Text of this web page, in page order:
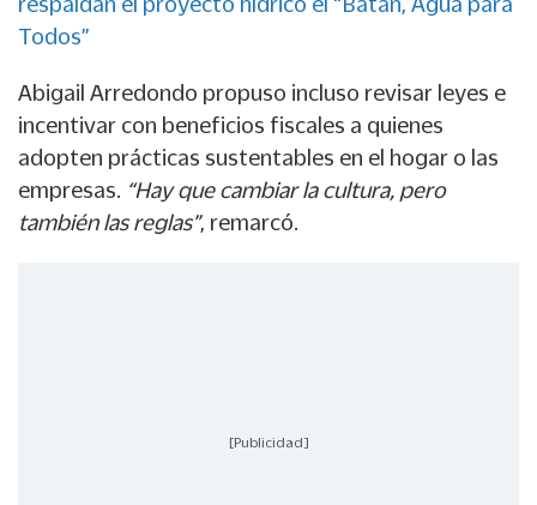
Todos”
Abigail Arredondo propuso incluso revisar leyes e
incentivar con beneficios fiscales a quienes
adopten prácticas sustentables en el hogar o las
empresas. “Hay que cambiar la cultura, pero
también las reglas”, remarcó.
[Publicidad]